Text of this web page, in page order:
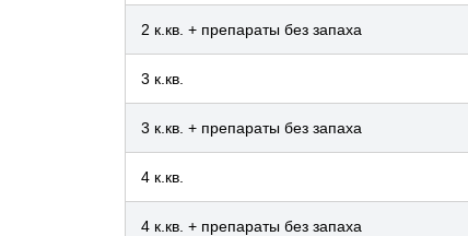
2 к.кв. + препараты без запаха
3 к.кв.
3 к.кв. + препараты без запаха
4 к.кв.
4 к.кв. + препараты без запаха